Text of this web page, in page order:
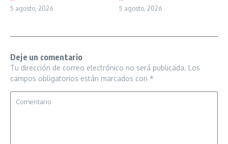
5 agosto, 2026 5 agosto, 2026
Deje un comentario
Tu dirección de correo electrónico no será publicada. Los
campos obligatorios están marcados con *